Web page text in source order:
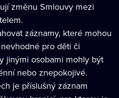
změnu Smlouvy mezi
záznamy, které mohou
pro děti či
jinými osobami mohly být
nebo znepokojivé.
je příslušný záznam